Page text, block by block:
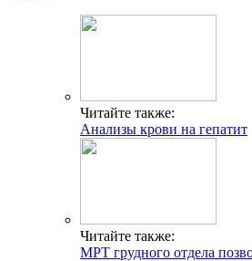
Читайте также:
Анализы крови на гепатит
Читайте также:
МРТ грудного отдела